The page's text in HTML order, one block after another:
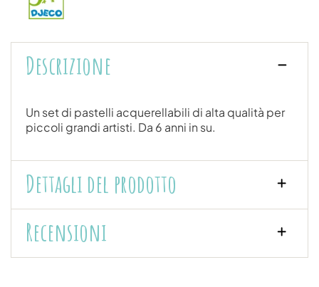
Descrizione
Un set di pastelli acquerellabili di alta qualità per
piccoli grandi artisti. Da 6 anni in su.
Dettagli del prodotto
Recensioni